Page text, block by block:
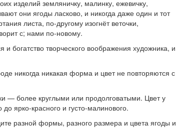
изделий земляничку, малинку, ежевичку,
они ягоды ласково, и никогда даже один и тот
листа, по-другому изогнёт веточки,
с; нами по-новому.
богатство творческого воображения художника, и
никогда никакая форма и цвет не повторяются с
— более круглыми или продолговатыми. Цвет у
ярко-красного и густо-малинового.
разной формы, разного размера и цвета ягоды и